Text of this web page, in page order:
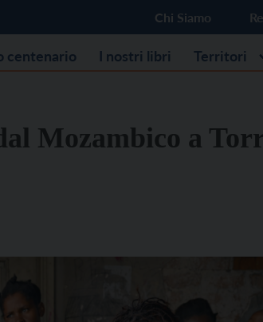
Chi Siamo
centenario I nostri libri Territori
Mozambico a